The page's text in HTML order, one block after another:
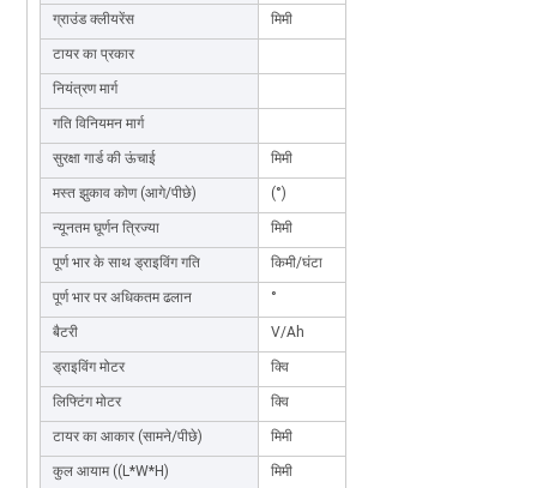
ग्राउंड क्लीयरेंस मिमी
टायर का प्रकार
नियंत्रण मार्ग
गति विनियमन मार्ग
सुरक्षा गार्ड की ऊंचाई मिमी
मस्त झुकाव कोण (आगे/पीछे) (°)
न्यूनतम घूर्णन त्रिज्या मिमी
पूर्ण भार के साथ ड्राइविंग गति किमी/घंटा
पूर्ण भार पर अधिकतम ढलान °
बैटरी V/Ah
ड्राइविंग मोटर क्वि
लिफ्टिंग मोटर क्वि
टायर का आकार (सामने/पीछे) मिमी
कुल आयाम ((L*W*H) मिमी